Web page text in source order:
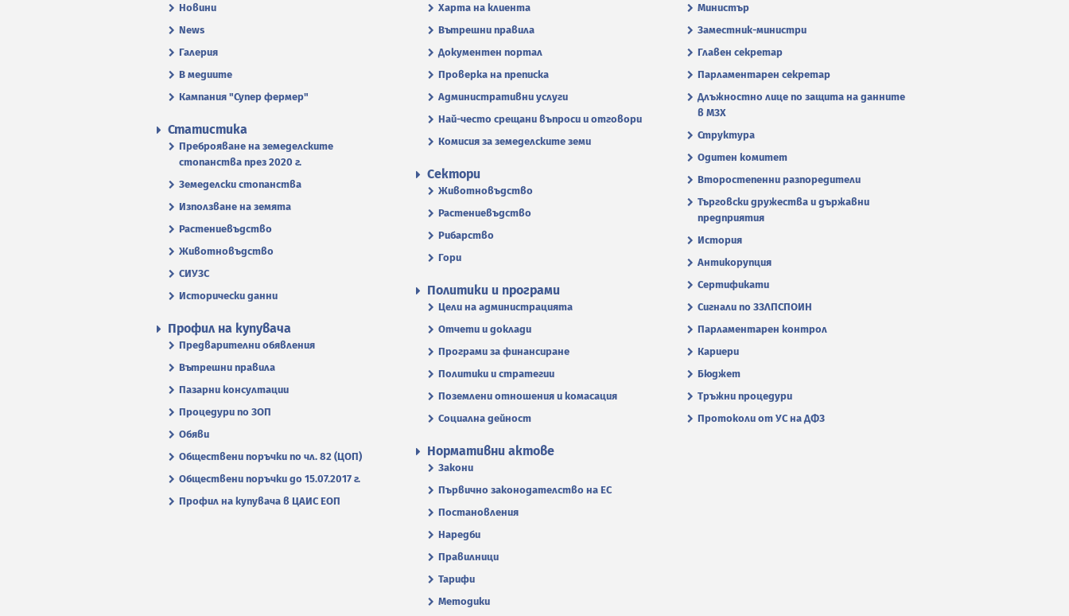
Новини
News
Галерия
В медиите
Кампания "Супер фермер"
Харта на клиента
Вътрешни правила
Документен портал
Проверка на преписка
Административни услуги
Най-често срещани въпроси и отговори
Комисия за земеделските земи
Министър
Заместник-министри
Главен секретар
Парламентарен секретар
Длъжностно лице по защита на данните
в МЗХ
Структура
Одитен комитет
Второстепенни разпоредители
Търговски дружества и държавни
предприятия
История
Антикорупция
Сертификати
Сигнали по ЗЗЛПСПОИН
Парламентарен контрол
Кариери
Бюджет
Тръжни процедури
Протоколи от УС на ДФЗ
Статистика
Преброяване на земеделските
стопанства през 2020 г.
Земеделски стопанства
Използване на земята
Растениевъдство
Животновъдство
СИУЗС
Исторически данни
Сектори
Животновъдство
Растениевъдство
Рибарство
Гори
Политики и програми
Цели на администрацията
Отчети и доклади
Програми за финансиране
Политики и стратегии
Поземлени отношения и комасация
Социална дейност
Профил на купувача
Предварителни обявления
Вътрешни правила
Пазарни консултации
Процедури по ЗОП
Обяви
Обществени поръчки по чл. 82 (ЦОП)
Обществени поръчки до 15.07.2017 г.
Профил на купувача в ЦАИС ЕОП
Нормативни актове
Закони
Първично законодателство на ЕС
Постановления
Наредби
Правилници
Тарифи
Методики